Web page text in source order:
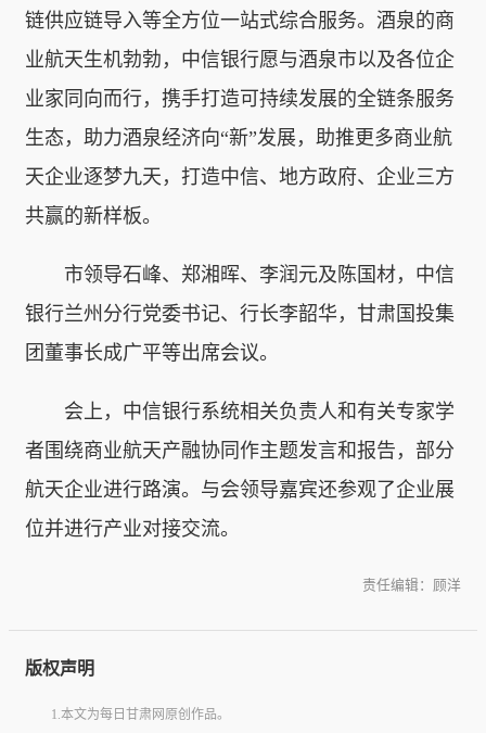
链供应链导入等全方位一站式综合服务。酒泉的商
业航天生机勃勃，中信银行愿与酒泉市以及各位企
业家同向而行，携手打造可持续发展的全链条服务
生态，助力酒泉经济向“新”发展，助推更多商业航
天企业逐梦九天，打造中信、地方政府、企业三方
共赢的新样板。
市领导石峰、郑湘晖、李润元及陈国材，中信
银行兰州分行党委书记、行长李韶华，甘肃国投集
团董事长成广平等出席会议。
会上，中信银行系统相关负责人和有关专家学
者围绕商业航天产融协同作主题发言和报告，部分
航天企业进行路演。与会领导嘉宾还参观了企业展
位并进行产业对接交流。
责任编辑：顾洋
版权声明
1.本文为每日甘肃网原创作品。